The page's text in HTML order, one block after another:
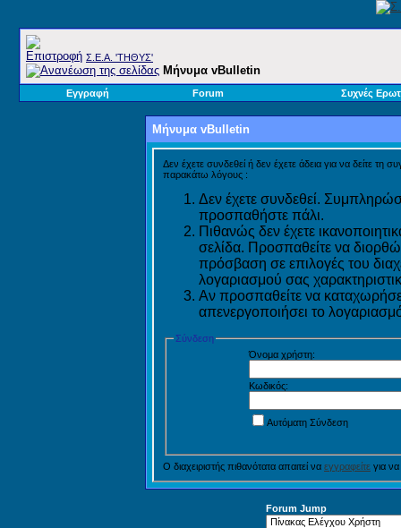
Σ.E.A. 'ΤΗΘΥΣ'
Μήνυμα vBulletin
Εγγραφή Forum Συχνές
Μήνυμα vBulletin
Δεν έχετε συνδεθεί ή δεν έχετε άδεια για να δείτε τη
παρακάτω λόγους :
Δεν έχετε συνδεθεί.
προσπαθήστε πάλι.
Πιθανώς δεν έχετε
σελίδα. Προσπαθείτε να
πρόσβαση σε επιλογές του
λογαριασμού σας
Αν προσπαθείτε να
απενεργοποιήσει το
Σύνδεση
Όνομα χρήστη:
Κωδικός:
Αυτόματη Σύνδεση
Ο διαχειριστής πιθανότατα απαιτεί να εγγραφείτε για
Forum Jump